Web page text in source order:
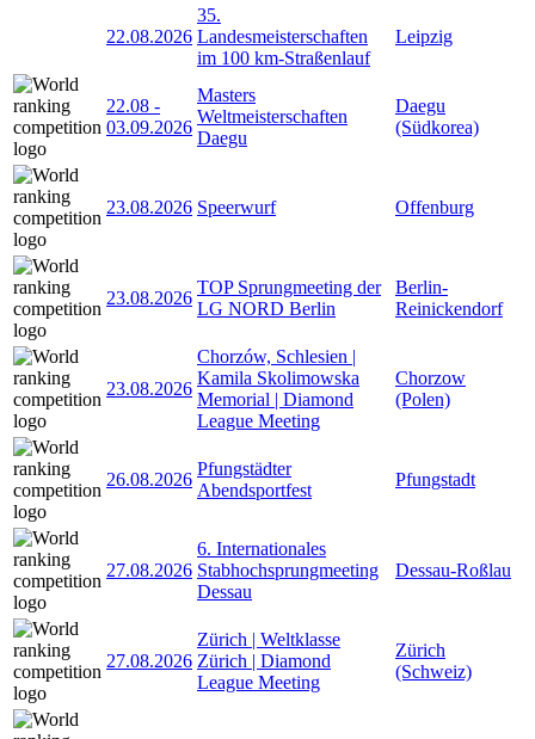
22.08.2026
35.
Landesmeisterschaften
im 100 km-Straßenlauf
Leipzig
22.08 -
03.09.2026
Masters
Weltmeisterschaften
Daegu
Daegu
(Südkorea)
23.08.2026 Speerwurf Offenburg
23.08.2026
TOP Sprungmeeting der
LG NORD Berlin
Berlin-
Reinickendorf
23.08.2026
Chorzów, Schlesien |
Kamila Skolimowska
Memorial | Diamond
League Meeting
Chorzow
(Polen)
26.08.2026
Pfungstädter
Abendsportfest
Pfungstadt
27.08.2026
6. Internationales
Stabhochsprungmeeting
Dessau
Dessau-Roßlau
27.08.2026
Zürich | Weltklasse
Zürich | Diamond
League Meeting
Zürich
(Schweiz)